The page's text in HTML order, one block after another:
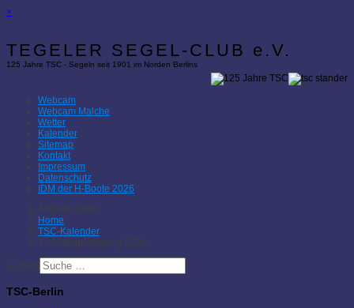
×
TEGELER SEGEL-CLUB e.V.
125 Jahre TSC - Segeln seit 1901 im Norden Berlins
Webcam
Webcam Malche
Wetter
Kalender
Sitemap
Kontakt
Impressum
Datenschutz
IDM der H-Boote 2026
Aktuelle Seite:
Home
TSC-Kalender
7. Vorstandssitzung 2024
Suchen
TSC-Berlin